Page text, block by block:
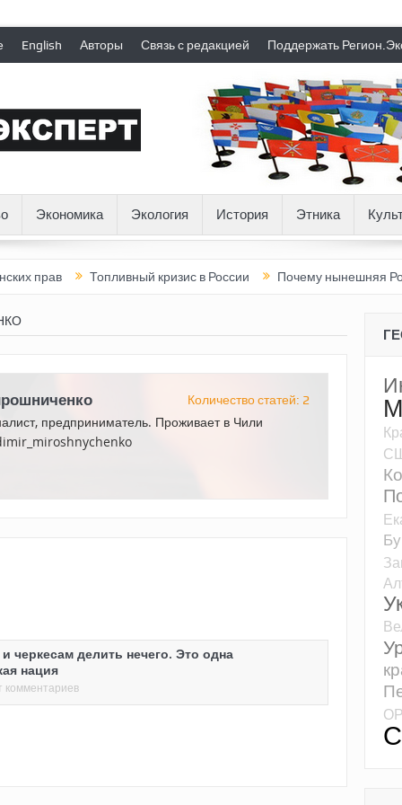
English Авторы Связь с редакцией Поддержать
Экономика Экология История Этника
Топливный кризис в России Почему нынешняя Россия
Количество статей: 2
предприниматель. Проживает в Чили
черкесам делить нечего. Это одна
нация
комментариев